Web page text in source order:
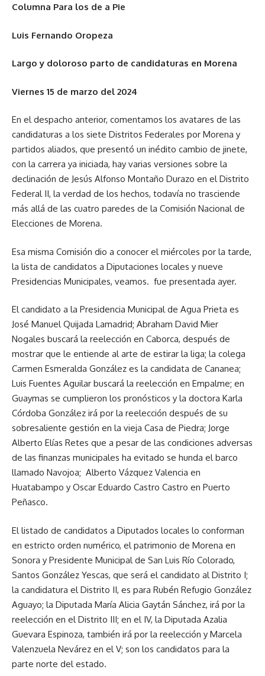
Columna Para los de a Pie
Luis Fernando Oropeza
Largo y doloroso parto de candidaturas en Morena
Viernes 15 de marzo del 2024
En el despacho anterior, comentamos los avatares de las
candidaturas a los siete Distritos Federales por Morena y
partidos aliados, que presentó un inédito cambio de jinete,
con la carrera ya iniciada, hay varias versiones sobre la
declinación de Jesús Alfonso Montaño Durazo en el Distrito
Federal II, la verdad de los hechos, todavía no trasciende
más allá de las cuatro paredes de la Comisión Nacional de
Elecciones de Morena.
Esa misma Comisión dio a conocer el miércoles por la tarde,
la lista de candidatos a Diputaciones locales y nueve
Presidencias Municipales, veamos. fue presentada ayer.
El candidato a la Presidencia Municipal de Agua Prieta es
José Manuel Quijada Lamadrid; Abraham David Mier
Nogales buscará la reelección en Caborca, después de
mostrar que le entiende al arte de estirar la liga; la colega
Carmen Esmeralda González es la candidata de Cananea;
Luis Fuentes Aguilar buscará la reelección en Empalme; en
Guaymas se cumplieron los pronósticos y la doctora Karla
Córdoba González irá por la reelección después de su
sobresaliente gestión en la vieja Casa de Piedra; Jorge
Alberto Elías Retes que a pesar de las condiciones adversas
de las finanzas municipales ha evitado se hunda el barco
llamado Navojoa; Alberto Vázquez Valencia en
Huatabampo y Oscar Eduardo Castro Castro en Puerto
Peñasco.
El listado de candidatos a Diputados locales lo conforman
en estricto orden numérico, el patrimonio de Morena en
Sonora y Presidente Municipal de San Luis Río Colorado,
Santos González Yescas, que será el candidato al Distrito I;
la candidatura el Distrito II, es para Rubén Refugio González
Aguayo; la Diputada María Alicia Gaytán Sánchez, irá por la
reelección en el Distrito III; en el IV, la Diputada Azalia
Guevara Espinoza, también irá por la reelección y Marcela
Valenzuela Nevárez en el V; son los candidatos para la
parte norte del estado.